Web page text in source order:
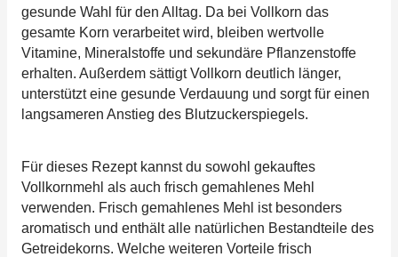
gesunde Wahl für den Alltag. Da bei Vollkorn das
gesamte Korn verarbeitet wird, bleiben wertvolle
Vitamine, Mineralstoffe und sekundäre Pflanzenstoffe
erhalten. Außerdem sättigt Vollkorn deutlich länger,
unterstützt eine gesunde Verdauung und sorgt für einen
langsameren Anstieg des Blutzuckerspiegels.
Für dieses Rezept kannst du sowohl gekauftes
Vollkornmehl als auch frisch gemahlenes Mehl
verwenden. Frisch gemahlenes Mehl ist besonders
aromatisch und enthält alle natürlichen Bestandteile des
Getreidekorns. Welche weiteren Vorteile frisch